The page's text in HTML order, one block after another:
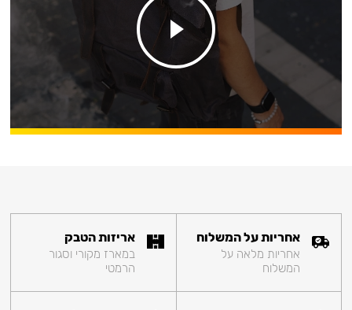
אחריות על המשלוח
אחריות מלאה על
המשלוח
אריזות הטבק
במארז מקורי וסגור
הרמטי